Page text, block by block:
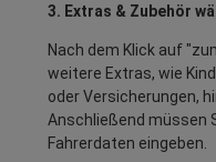
3. Extras & Zubehör
Nach dem Klick auf
weitere Extras, wie
oder Versicherungen,
Anschließend müssen
Fahrerdaten eingeben.